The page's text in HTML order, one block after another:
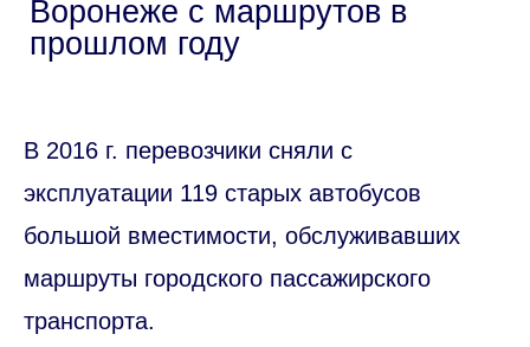
Воронеже с маршрутов в
прошлом году
В 2016 г. перевозчики сняли с
эксплуатации 119 старых автобусов
большой вместимости, обслуживавших
маршруты городского пассажирского
транспорта.